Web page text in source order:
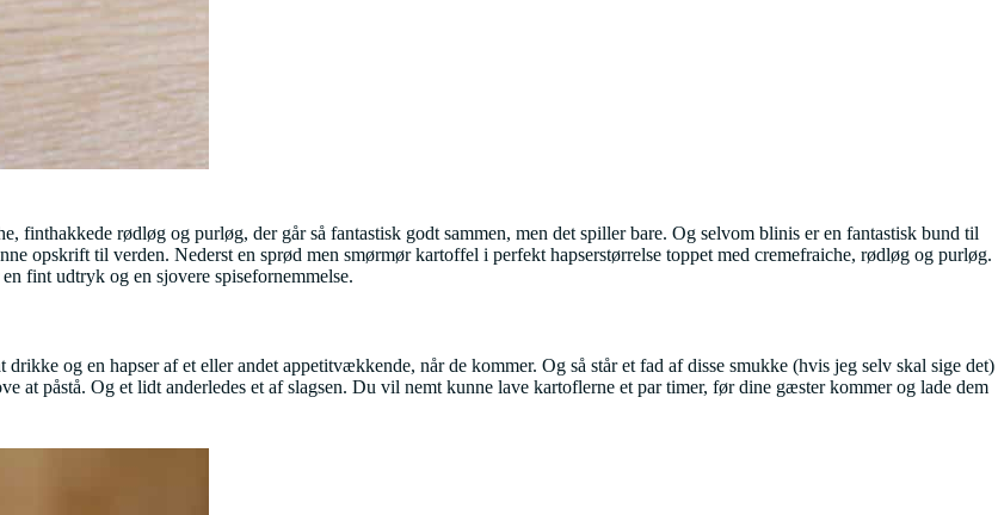
finthakkede rødløg og purløg, der går så fantastisk godt sammen, men det spiller bare. Og selvom blinis er en fantastisk bund til
opskrift til verden. Nederst en sprød men smørmør kartoffel i perfekt hapserstørrelse toppet med cremefraiche, rødløg og purløg.
fint udtryk og en sjovere spisefornemmelse.
og en hapser af et eller andet appetitvækkende, når de kommer. Og så står et fad af disse smukke (hvis jeg selv skal sige det)
at påstå. Og et lidt anderledes et af slagsen. Du vil nemt kunne lave kartoflerne et par timer, før dine gæster kommer og lade dem